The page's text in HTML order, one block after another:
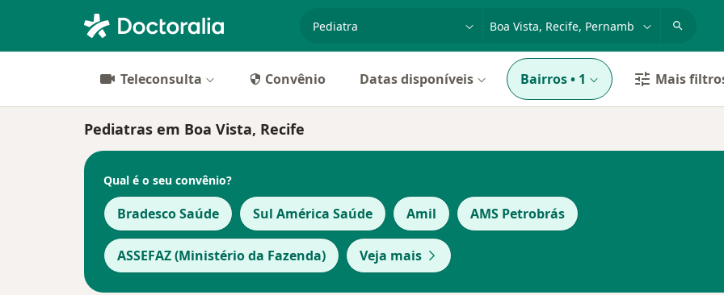
Teleconsulta Convênio Datas disponíveis Bairros• 1 Mais
Pediatras em Boa Vista, Recife
Qual é o seu convênio?
Bradesco Saúde Sul América Saúde Amil AMS Petrobrás
ASSEFAZ (Ministério da Fazenda) Veja mais